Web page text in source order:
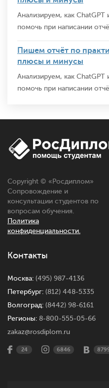
Анализируем, как ChatGPT
помочь при написании
Пишем отчёт по
плюсы и минусы
Анализируем, как ChatGPT
помочь при написании
Copyright © « Росдиплом»
Сопровождение и
консультации студентов по
вопросам обучения.
Политика
конфиденциальности.
Контакты
Москва: (495) 987-4136
Петербург: (812) 448-5335
Волгоград: (8442) 98-6161
Регионы: 8-800-555-05-66
zakaz@rosdiplom.ru
24 6846